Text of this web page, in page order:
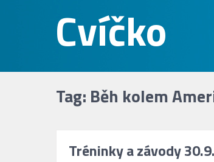
Tag: Běh kolem
Tréninky a závody